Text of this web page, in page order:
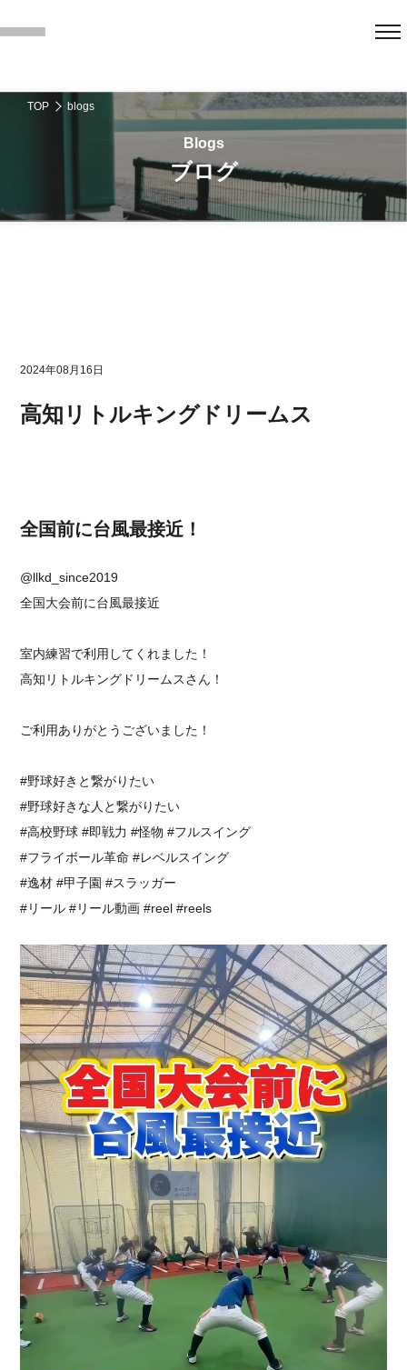
TOP blogs
ブログ
2024年08月16日
高知リトルキングドリームス
全国前に台風最接近！
@llkd_since2019
全国大会前に台風最接近
室内練習で利用してくれました！
高知リトルキングドリームスさん！
ご利用ありがとうございました！
#野球好きと繋がりたい
#野球好きな人と繋がりたい
#高校野球 #即戦力 #怪物 #フルスイング⁡
⁡#フライボール革命 #レベルスイング
#逸材 #甲子園 #スラッガー
#リール #リール動画 #reel #reels